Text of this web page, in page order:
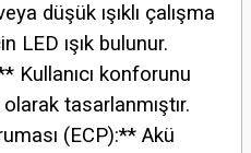
düşük ışıklı çalışma
LED ışık bulunur.
Kullanıcı konforunu
tasarlanmıştır.
(ECP):** Akü